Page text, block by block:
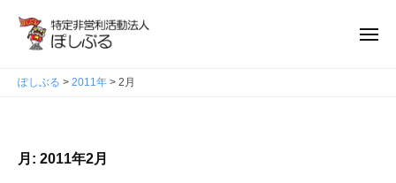
し
メ
ぽしぶる > 2011年 > 2月
月: 2011年2月
し
ぶ